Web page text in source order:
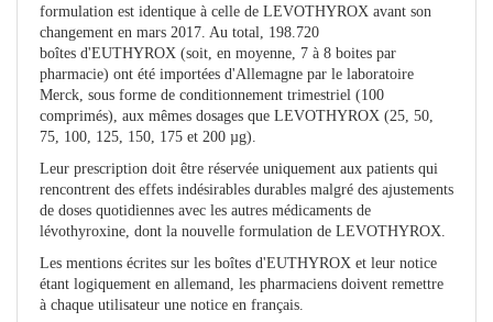
formulation est identique à celle de LEVOTHYROX avant son
changement en mars 2017. Au total, 198.720
boîtes d'EUTHYROX (soit, en moyenne, 7 à 8 boites par
pharmacie) ont été importées d'Allemagne par le laboratoire
Merck, sous forme de conditionnement trimestriel (100
comprimés), aux mêmes dosages que LEVOTHYROX (25, 50,
75, 100, 125, 150, 175 et 200 µg).
Leur prescription doit être réservée uniquement aux patients qui
rencontrent des effets indésirables durables malgré des ajustements
de doses quotidiennes avec les autres médicaments de
lévothyroxine, dont la nouvelle formulation de LEVOTHYROX.
Les mentions écrites sur les boîtes d'EUTHYROX et leur notice
étant logiquement en allemand, les pharmaciens doivent remettre
à chaque utilisateur une notice en français.